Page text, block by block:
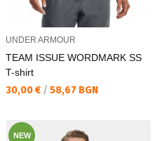
UNDER ARMOUR
TEAM ISSUE WORDMARK SS
T-shirt
Текуща цена:
30,00 € / 58,67 BGN
NEW